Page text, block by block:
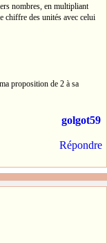
nombres, en multipliant
chiffre des unités avec celui
proposition de 2 à sa
golgot59
Répondre